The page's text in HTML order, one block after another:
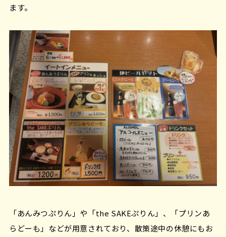
ます。
「あんみつぷりん」や「the SAKEぷりん」、「プリンあ
らどーも」などが用意されており、散策途中の休憩にもお